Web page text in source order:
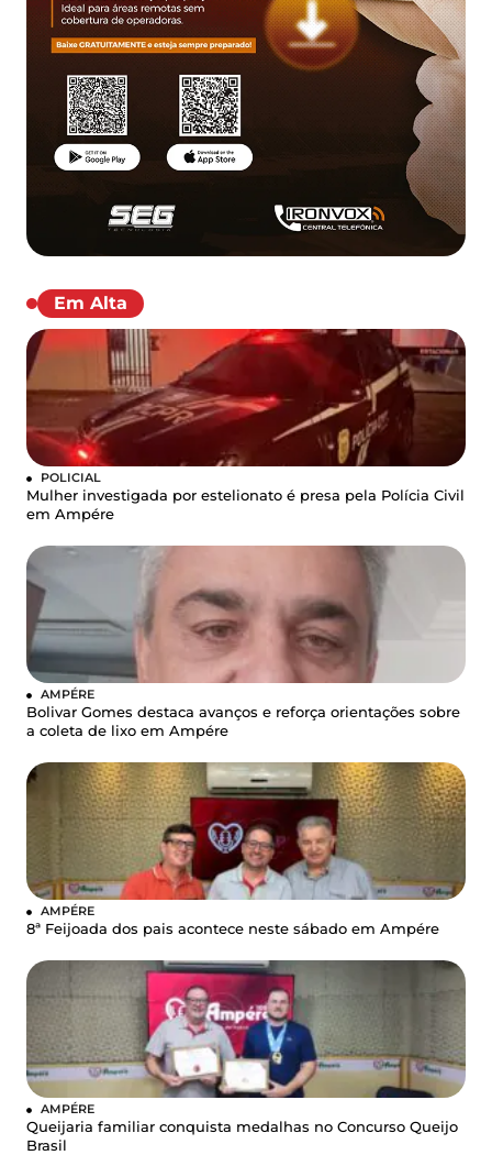
Em Alta
POLICIAL
Mulher investigada por estelionato é presa pela Polícia Civil
em Ampére
AMPÉRE
Bolivar Gomes destaca avanços e reforça orientações sobre
a coleta de lixo em Ampére
AMPÉRE
8ª Feijoada dos pais acontece neste sábado em Ampére
AMPÉRE
Queijaria familiar conquista medalhas no Concurso Queijo
Brasil